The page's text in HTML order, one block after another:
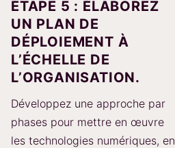
ÉTAPE 5 : ÉLABOREZ
UN PLAN DE
DÉPLOIEMENT À
L’ÉCHELLE DE
L’ORGANISATION.
Développez une approche par
phases pour mettre en œuvre
les technologies numériques, en